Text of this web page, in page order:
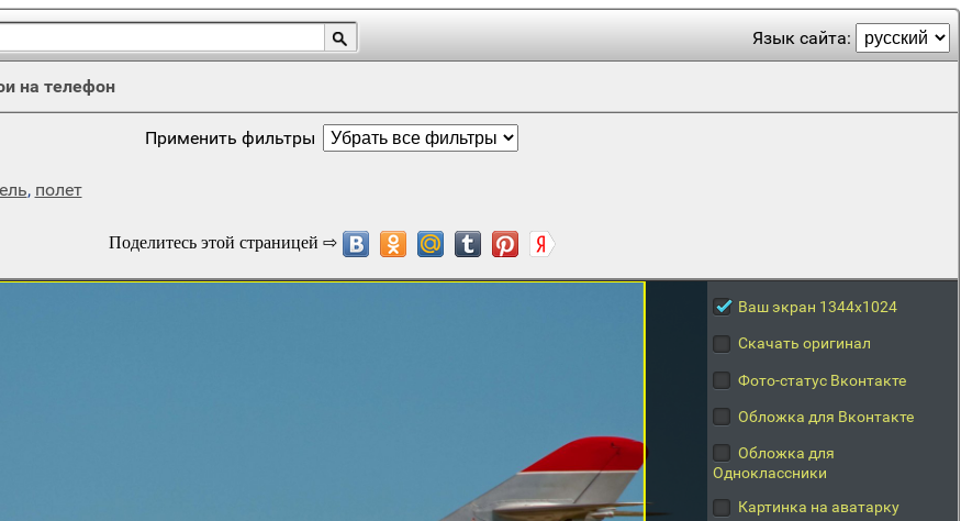
Язык сайта:
на телефон
Применить фильтры
, полет
Ваш экран 1344x1024
Скачать оригинал
Фото-статус Вконтакте
Обложка для Вконтакте
Обложка для
Одноклассники
Картинка на аватарку